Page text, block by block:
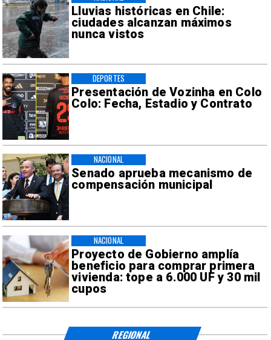
Lluvias históricas en Chile:
ciudades alcanzan máximos
nunca vistos
Presentación de Vozinha en Colo
Colo: Fecha, Estadio y Contrato
DEPORTES
Senado aprueba mecanismo de
compensación municipal
NACIONAL
Proyecto de Gobierno amplía
beneficio para comprar primera
vivienda: tope a 6.000 UF y 30 mil
cupos
NACIONAL
REGIONAL